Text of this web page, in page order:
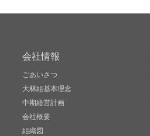
会社情報
ごあいさつ
大林組基本理念
中期経営計画
会社概要
組織図